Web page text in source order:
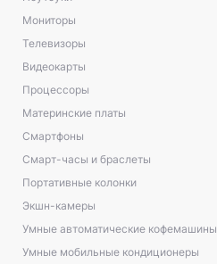
Мониторы
Телевизоры
Видеокарты
Процессоры
Материнские платы
Смартфоны
Смарт-часы и браслеты
Портативные колонки
Экшн-камеры
Умные автоматические кофемашины
Умные мобильные кондиционеры